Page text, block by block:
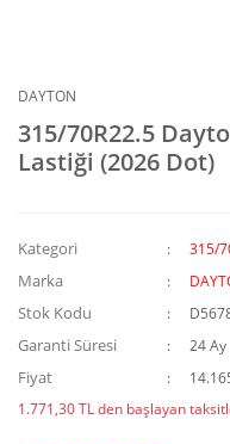
DAYTON
315/70R22.5
Lastiği (2026 Dot)
Kategori 315/
Marka
Stok Kodu
Garanti Süresi 24 Ay
Fiyat
1.771,30 TL den başlayan